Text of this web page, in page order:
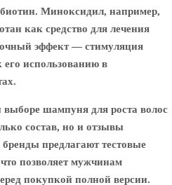
Миноксидил, например,
как средство для лечения
эффект — стимуляция
использованию в
шампуня для роста волос
состав, но и отзывы
предлагают тестовые
позволяет мужчинам
покупкой полной версии.